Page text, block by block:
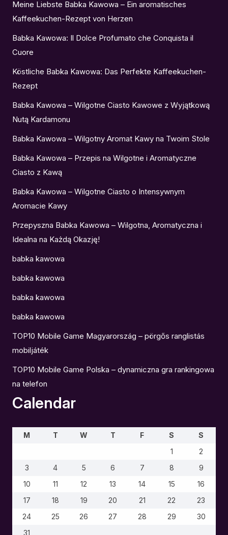
Meine Liebste Babka Kawowa – Ein aromatisches
Kaffeekuchen-Rezept von Herzen
Babka Kawowa: Il Dolce Profumato che Conquista il
Cuore
Köstliche Babka Kawowa: Das Perfekte Kaffeekuchen-
Rezept
Babka Kawowa – Wilgotne Ciasto Kawowe z Wyjątkową
Nutą Kardamonu
Babka Kawowa – Wilgotny Aromat Kawy na Twoim Stole
Babka Kawowa – Przepis na Wilgotne i Aromatyczne
Ciasto z Kawą
Babka Kawowa – Wilgotne Ciasto o Intensywnym
Aromacie Kawy
Przepyszna Babka Kawowa – Wilgotna, Aromatyczna i
Idealna na Każdą Okazję!
babka kawowa
babka kawowa
babka kawowa
babka kawowa
TOP10 Mobile Game Magyarország – pörgős ranglistás
mobiljáték
TOP10 Mobile Game Polska – dynamiczna gra rankingowa
na telefon
Calendar
M T W T F S
S
1
2
3
4 5 6 7 8
9
10
11 12 13 14 15
16
17
18 19 20 21 22
23
24
25 26 27 28 29
30
31